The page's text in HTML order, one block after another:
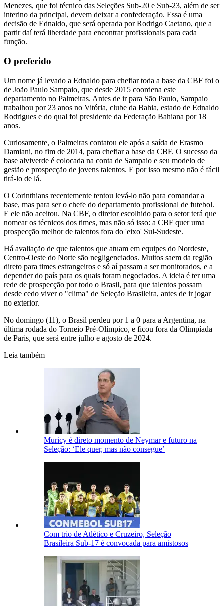
Menezes, que foi técnico das Seleções Sub-20 e Sub-23, além de ser
interino da principal, devem deixar a confederação. Essa é uma
decisão de Ednaldo, que será operada por Rodrigo Caetano, que a
partir daí terá liberdade para encontrar profissionais para cada
função.
O preferido
Um nome já levado a Ednaldo para chefiar toda a base da CBF foi o
de João Paulo Sampaio, que desde 2015 coordena este
departamento no Palmeiras. Antes de ir para São Paulo, Sampaio
trabalhou por 23 anos no Vitória, clube da Bahia, estado de Ednaldo
Rodrigues e do qual foi presidente da Federação Bahiana por 18
anos.
Curiosamente, o Palmeiras contatou ele após a saída de Erasmo
Damiani, no fim de 2014, para chefiar a base da CBF. O sucesso da
base alviverde é colocada na conta de Sampaio e seu modelo de
gestão e prospecção de jovens talentos. E por isso mesmo não é fácil
tirá-lo de lá.
O Corinthians recentemente tentou levá-lo não para comandar a
base, mas para ser o chefe do departamento profissional de futebol.
E ele não aceitou. Na CBF, o diretor escolhido para o setor terá que
nomear os técnicos dos times, mas não só isso: a CBF quer uma
prospecção melhor de talentos fora do 'eixo' Sul-Sudeste.
Há avaliação de que talentos que atuam em equipes do Nordeste,
Centro-Oeste do Norte são negligenciados. Muitos saem da região
direto para times estrangeiros e só aí passam a ser monitorados, e a
depender do país para os quais foram negociados. A ideia é ter uma
rede de prospecção por todo o Brasil, para que talentos possam
desde cedo viver o "clima" de Seleção Brasileira, antes de ir jogar
no exterior.
No domingo (11), o Brasil perdeu por 1 a 0 para a Argentina, na
última rodada do Torneio Pré-Olímpico, e ficou fora da Olimpíada
de Paris, que será entre julho e agosto de 2024.
Leia também
Muricy é direto momento de Neymar e futuro na
Seleção: ‘Ele quer, mas não consegue’
Com trio de Atlético e Cruzeiro, Seleção
Brasileira Sub-17 é convocada para amistosos